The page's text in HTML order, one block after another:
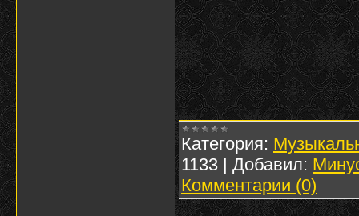
Категория:
1133 | Добавил:
Комментарии (0)